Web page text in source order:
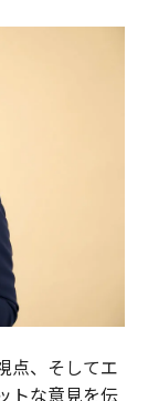
点、そしてエ
トな意見を伝